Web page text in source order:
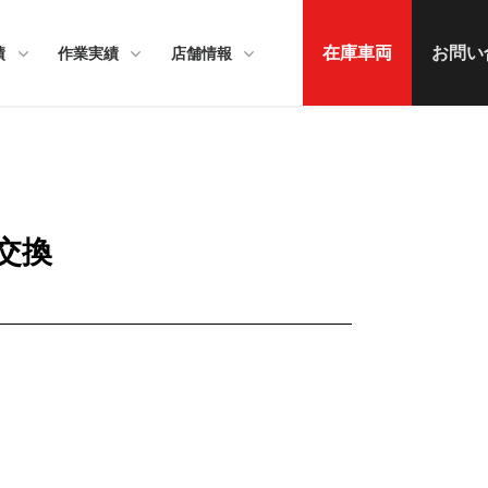
作業実績 店舗情報 在庫車両 お問
換